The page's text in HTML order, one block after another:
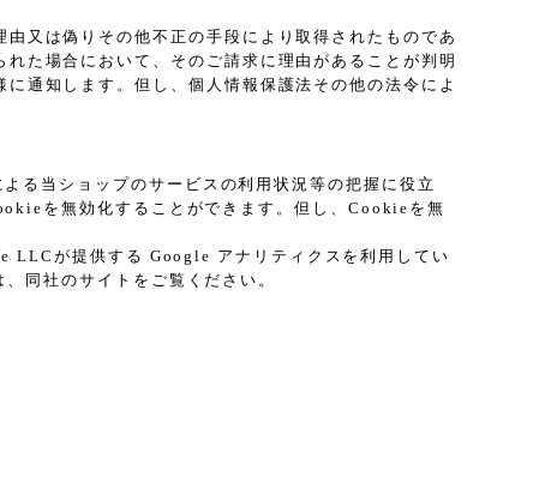
又は偽りその他不正の手段により取得されたものであ
た場合において、そのご請求に理由があることが判明
通知します。但し、個人情報保護法その他の法令によ
る当ショップのサービスの利用状況等の把握に役立
を無効化することができます。但し、Cookieを無
LLCが提供する Google アナリティクスを利用してい
同社のサイトをご覧ください。